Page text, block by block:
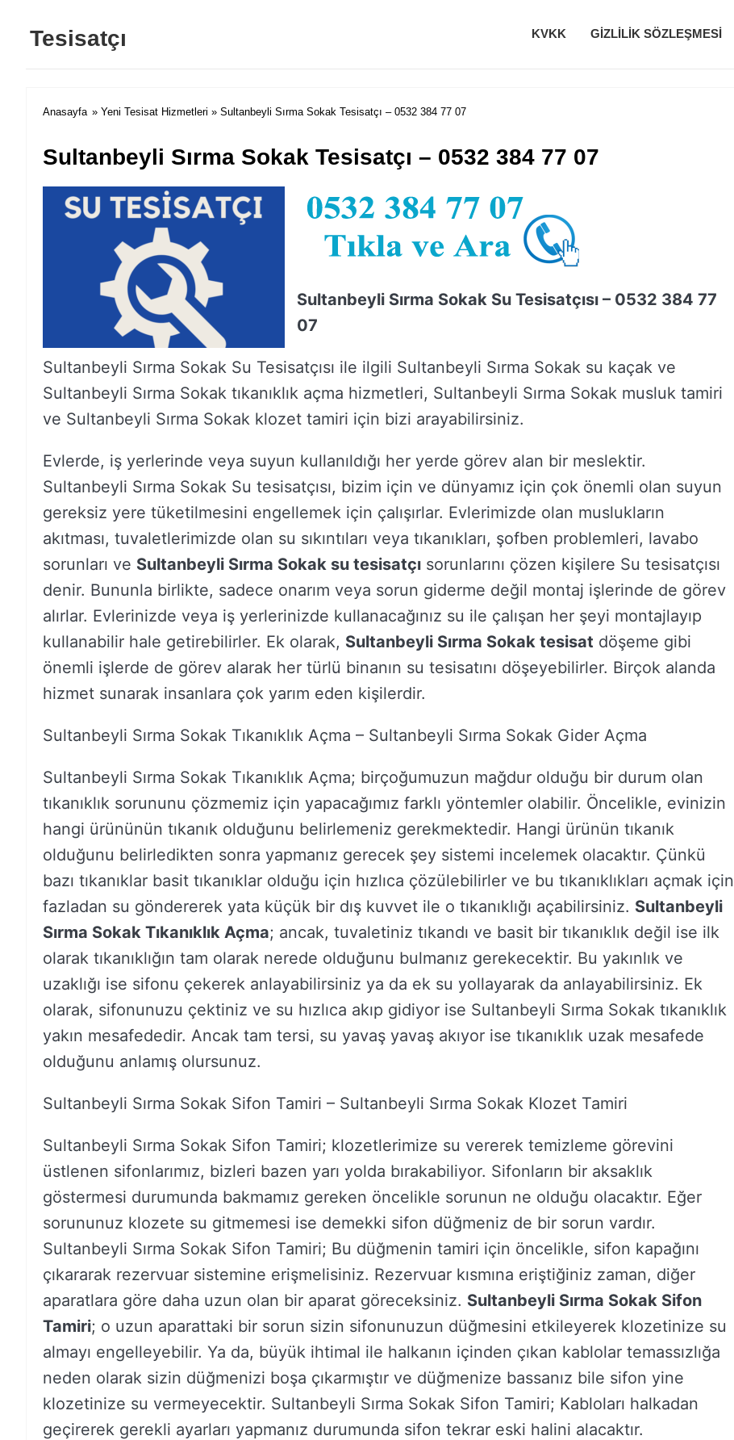
Tesisatçı KVKK GIZLILIK SÖZLEŞMESI
Anasayfa » Yeni Tesisat Hizmetleri » Sultanbeyli Sırma Sokak Tesisatçı – 0532 384 77 07
Sultanbeyli Sırma Sokak Tesisatçı – 0532 384 77 07
Sultanbeyli Sırma Sokak Su Tesisatçısı – 0532 384 77
07
Sultanbeyli Sırma Sokak Su Tesisatçısı ile ilgili Sultanbeyli Sırma Sokak su kaçak ve
Sultanbeyli Sırma Sokak tıkanıklık açma hizmetleri, Sultanbeyli Sırma Sokak musluk tamiri
ve Sultanbeyli Sırma Sokak klozet tamiri için bizi arayabilirsiniz.
Evlerde, iş yerlerinde veya suyun kullanıldığı her yerde görev alan bir meslektir.
Sultanbeyli Sırma Sokak Su tesisatçısı, bizim için ve dünyamız için çok önemli olan suyun
gereksiz yere tüketilmesini engellemek için çalışırlar. Evlerimizde olan muslukların
akıtması, tuvaletlerimizde olan su sıkıntıları veya tıkanıkları, şofben problemleri, lavabo
sorunları ve Sultanbeyli Sırma Sokak su tesisatçı sorunlarını çözen kişilere Su tesisatçısı
denir. Bununla birlikte, sadece onarım veya sorun giderme değil montaj işlerinde de görev
alırlar. Evlerinizde veya iş yerlerinizde kullanacağınız su ile çalışan her şeyi montajlayıp
kullanabilir hale getirebilirler. Ek olarak, Sultanbeyli Sırma Sokak tesisat döşeme gibi
önemli işlerde de görev alarak her türlü binanın su tesisatını döşeyebilirler. Birçok alanda
hizmet sunarak insanlara çok yarım eden kişilerdir.
Sultanbeyli Sırma Sokak Tıkanıklık Açma – Sultanbeyli Sırma Sokak Gider Açma
Sultanbeyli Sırma Sokak Tıkanıklık Açma; birçoğumuzun mağdur olduğu bir durum olan
tıkanıklık sorununu çözmemiz için yapacağımız farklı yöntemler olabilir. Öncelikle, evinizin
hangi ürününün tıkanık olduğunu belirlemeniz gerekmektedir. Hangi ürünün tıkanık
olduğunu belirledikten sonra yapmanız gerecek şey sistemi incelemek olacaktır. Çünkü
bazı tıkanıklar basit tıkanıklar olduğu için hızlıca çözülebilirler ve bu tıkanıklıkları açmak için
fazladan su göndererek yata küçük bir dış kuvvet ile o tıkanıklığı açabilirsiniz. Sultanbeyli
Sırma Sokak Tıkanıklık Açma; ancak, tuvaletiniz tıkandı ve basit bir tıkanıklık değil ise ilk
olarak tıkanıklığın tam olarak nerede olduğunu bulmanız gerekecektir. Bu yakınlık ve
uzaklığı ise sifonu çekerek anlayabilirsiniz ya da ek su yollayarak da anlayabilirsiniz. Ek
olarak, sifonunuzu çektiniz ve su hızlıca akıp gidiyor ise Sultanbeyli Sırma Sokak tıkanıklık
yakın mesafededir. Ancak tam tersi, su yavaş yavaş akıyor ise tıkanıklık uzak mesafede
olduğunu anlamış olursunuz.
Sultanbeyli Sırma Sokak Sifon Tamiri – Sultanbeyli Sırma Sokak Klozet Tamiri
Sultanbeyli Sırma Sokak Sifon Tamiri; klozetlerimize su vererek temizleme görevini
üstlenen sifonlarımız, bizleri bazen yarı yolda bırakabiliyor. Sifonların bir aksaklık
göstermesi durumunda bakmamız gereken öncelikle sorunun ne olduğu olacaktır. Eğer
sorununuz klozete su gitmemesi ise demekki sifon düğmeniz de bir sorun vardır.
Sultanbeyli Sırma Sokak Sifon Tamiri; Bu düğmenin tamiri için öncelikle, sifon kapağını
çıkararak rezervuar sistemine erişmelisiniz. Rezervuar kısmına eriştiğiniz zaman, diğer
aparatlara göre daha uzun olan bir aparat göreceksiniz. Sultanbeyli Sırma Sokak Sifon
Tamiri; o uzun aparattaki bir sorun sizin sifonunuzun düğmesini etkileyerek klozetinize su
almayı engelleyebilir. Ya da, büyük ihtimal ile halkanın içinden çıkan kablolar temassızlığa
neden olarak sizin düğmenizi boşa çıkarmıştır ve düğmenize bassanız bile sifon yine
klozetinize su vermeyecektir. Sultanbeyli Sırma Sokak Sifon Tamiri; Kabloları halkadan
geçirerek gerekli ayarları yapmanız durumunda sifon tekrar eski halini alacaktır.